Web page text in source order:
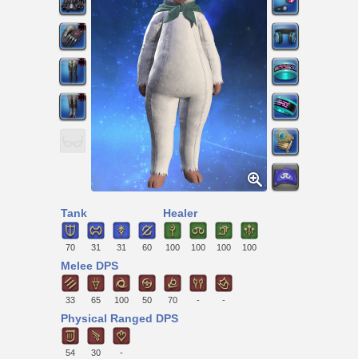
Tank
70 31 31 60
Healer
100 100 100 100
Melee DPS
33 65 100 50 70 - -
Physical Ranged DPS
54 30 -